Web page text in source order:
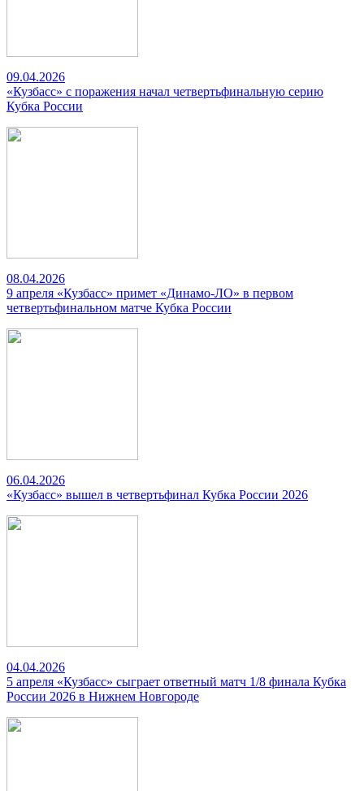
09.04.2026
«Кузбасс» с поражения начал четвертьфинальную серию
Кубка России
08.04.2026
9 апреля «Кузбасс» примет «Динамо-ЛО» в первом
четвертьфинальном матче Кубка России
06.04.2026
«Кузбасс» вышел в четвертьфинал Кубка России 2026
04.04.2026
5 апреля «Кузбасс» сыграет ответный матч 1/8 финала Кубка
России 2026 в Нижнем Новгороде